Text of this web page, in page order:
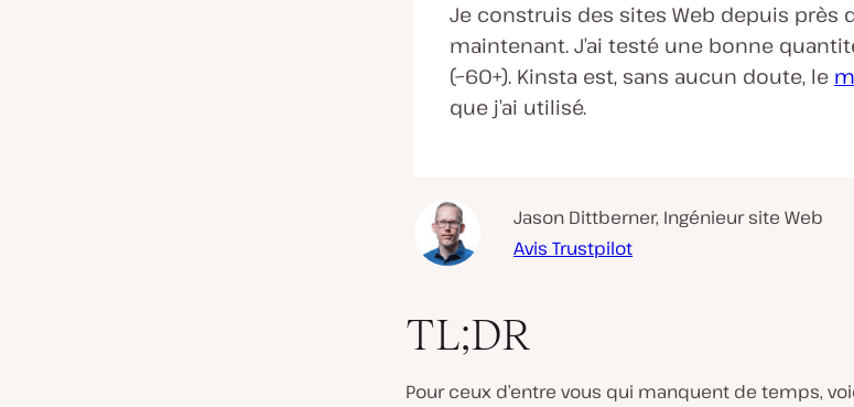
Je construis des sites Web depuis près
maintenant. J’ai testé une bonne
(~60+). Kinsta est, sans aucun doute, le
que j’ai utilisé.
Jason Dittberner, Ingénieur site Web
Avis Trustpilot
TL;DR
Pour ceux d’entre vous qui manquent de temps,